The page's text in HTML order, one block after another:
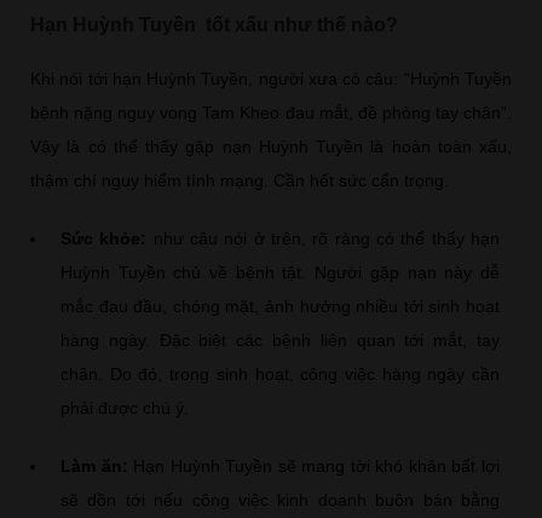
Khi nói tới hạn Huỳnh Tuyền, người xưa có câu: “Huỳnh Tuyền
bệnh nặng nguy vong Tam Kheo đau mắt, đề phòng tay chân”.
Vậy là có thể thấy gặp nạn Huỳnh Tuyền là hoàn toàn xấu,
thậm chí nguy hiểm tính mạng. Cần hết sức cẩn trọng.
Sức khỏe: như câu nói ở trên, rõ ràng có thể thấy hạn
Huỳnh Tuyền chủ về bệnh tật. Người gặp nạn này dễ
mắc đau đầu, chóng mặt, ảnh hưởng nhiều tới sinh hoạt
hàng ngày. Đặc biệt các bệnh liên quan tới mắt, tay
chân. Do đó, trong sinh hoạt, công việc hàng ngày cần
phải được chú ý.
Làm ăn: Hạn Huỳnh Tuyền sẽ mang tời khó khăn bất lợi
sẽ dồn tới nếu công việc kinh doanh buôn bán bằng